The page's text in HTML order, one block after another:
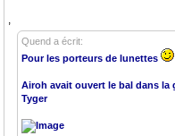
,
Quend a écrit:
Pour les porteurs de lunettes
Airoh avait ouvert le bal dans la
Tyger